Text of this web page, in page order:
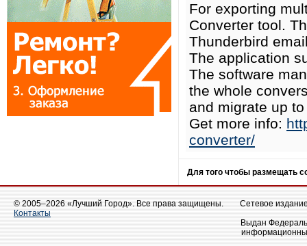
For exporting
Converter tool.
Thunderbird
The application
The software
the whole
and migrate up
Get more info:
converter/
Для того чтобы размещать
© 2005–2026 «Лучший Город». Все права защищены.
Контакты
Сетевое
Выдан